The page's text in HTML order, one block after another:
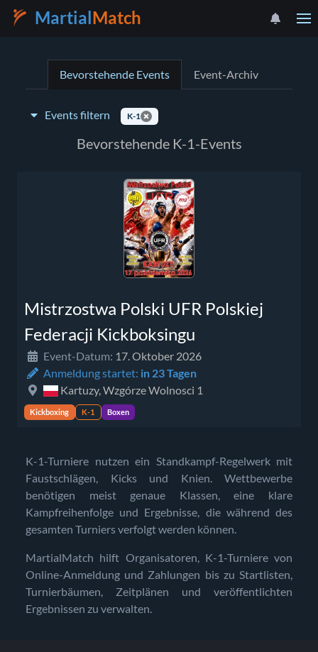
Martial Match
Bevorstehende Events Event-Archiv
Events filtern K-1
Bevorstehende K-1-Events
Mistrzostwa Polski UFR Polskiej
Federacji Kickboksingu
Event-Datum: 17. Oktober 2026
Anmeldung startet: in 23 Tagen
Kartuzy, Wzgórze Wolnosci 1
Kickboxing K-1 Boxen
K-1-Turniere nutzen ein Standkampf-Regelwerk mit
Faustschlägen, Kicks und Knien. Wettbewerbe
benötigen meist genaue Klassen, eine klare
Kampfreihenfolge und Ergebnisse, die während des
gesamten Turniers verfolgt werden können.
MartialMatch hilft Organisatoren, K-1-Turniere von
Online-Anmeldung und Zahlungen bis zu Startlisten,
Turnierbäumen, Zeitplänen und veröffentlichten
Ergebnissen zu verwalten.